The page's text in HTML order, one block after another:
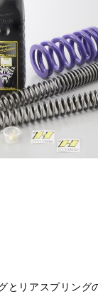
ROYAL
閉じる
とリアスプリング